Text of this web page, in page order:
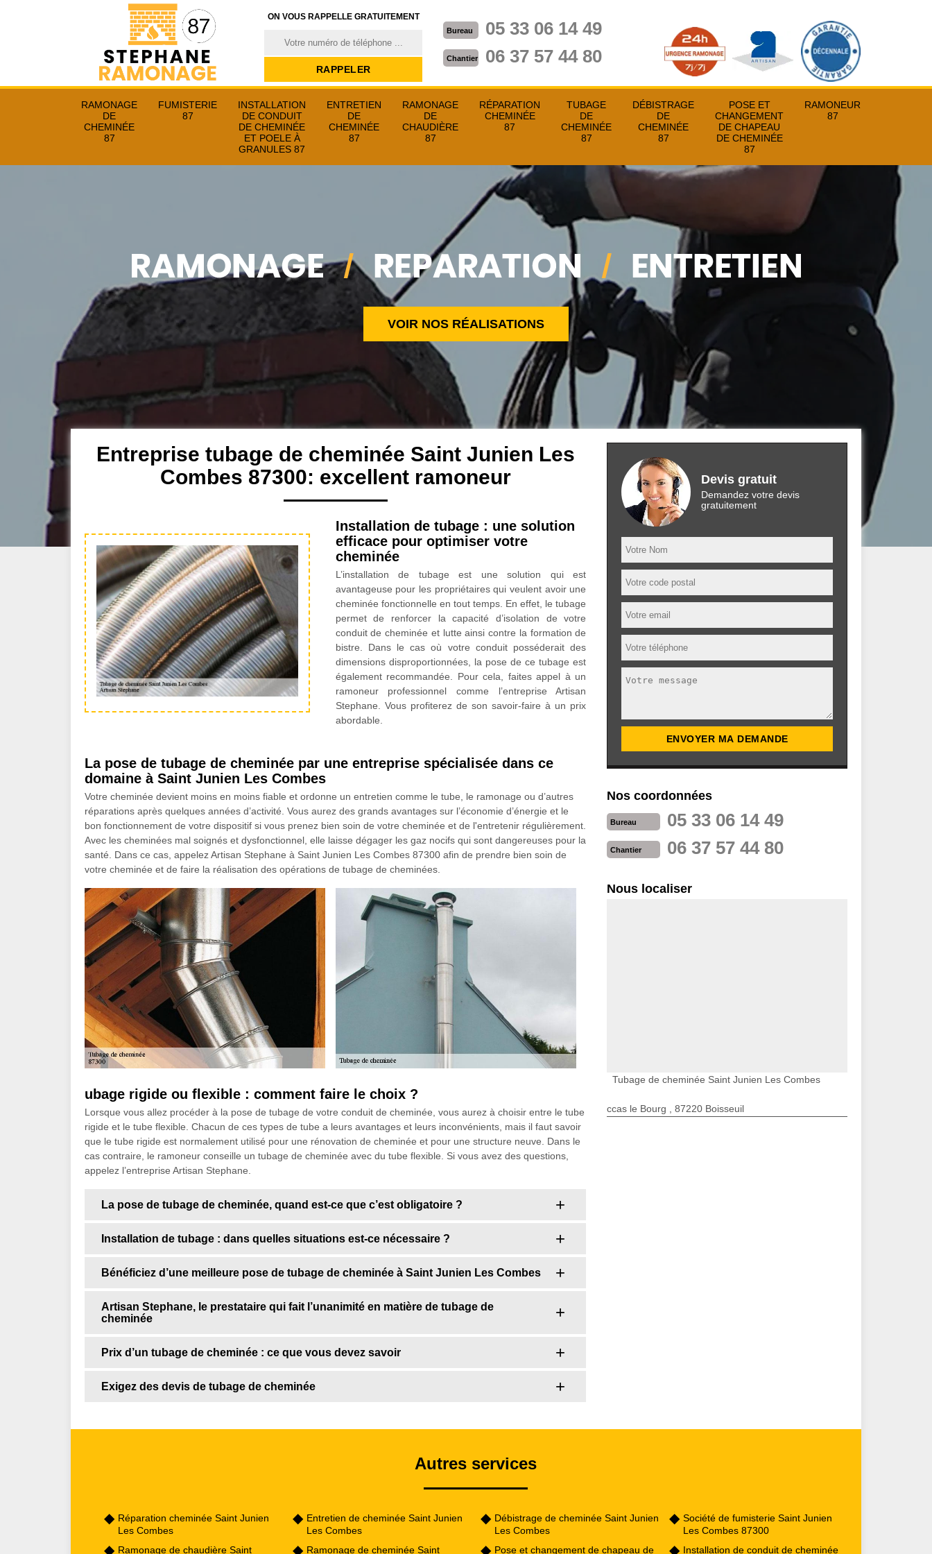
ON VOUS RAPPELLE GRATUITEMENT
Bureau 05 33 06 14 49
Chantier 06 37 57 44 80
RAMONAGE
DE
CHEMINÉE
87
FUMISTERIE
87
INSTALLATION
DE CONDUIT
DE CHEMINÉE
ET POELE À
GRANULES 87
ENTRETIEN
DE
CHEMINÉE
87
RAMONAGE
DE
CHAUDIÈRE
87
RÉPARATION
CHEMINÉE
87
TUBAGE
DE
CHEMINÉE
87
DÉBISTRAGE
DE
CHEMINÉE
87
POSE ET
CHANGEMENT
DE CHAPEAU
DE CHEMINÉE
87
RAMONEUR
87
VOIR NOS RÉALISATIONS
Entreprise tubage de cheminée Saint Junien Les
Combes 87300: excellent ramoneur
Installation de tubage : une solution
efficace pour optimiser votre
cheminée
L’installation de tubage est une solution qui est
avantageuse pour les propriétaires qui veulent avoir une
cheminée fonctionnelle en tout temps. En effet, le tubage
permet de renforcer la capacité d’isolation de votre
conduit de cheminée et lutte ainsi contre la formation de
bistre. Dans le cas où votre conduit posséderait des
dimensions disproportionnées, la pose de ce tubage est
également recommandée. Pour cela, faites appel à un
ramoneur professionnel comme l’entreprise Artisan
Stephane. Vous profiterez de son savoir-faire à un prix
abordable.
La pose de tubage de cheminée par une entreprise spécialisée dans ce
domaine à Saint Junien Les Combes
Votre cheminée devient moins en moins fiable et ordonne un entretien comme le tube, le ramonage ou d’autres
réparations après quelques années d’activité. Vous aurez des grands avantages sur l’économie d’énergie et le
bon fonctionnement de votre dispositif si vous prenez bien soin de votre cheminée et de l'entretenir régulièrement.
Avec les cheminées mal soignés et dysfonctionnel, elle laisse dégager les gaz nocifs qui sont dangereuses pour la
santé. Dans ce cas, appelez Artisan Stephane à Saint Junien Les Combes 87300 afin de prendre bien soin de
votre cheminée et de faire la réalisation des opérations de tubage de cheminées.
ubage rigide ou flexible : comment faire le choix ?
Lorsque vous allez procéder à la pose de tubage de votre conduit de cheminée, vous aurez à choisir entre le tube
rigide et le tube flexible. Chacun de ces types de tube a leurs avantages et leurs inconvénients, mais il faut savoir
que le tube rigide est normalement utilisé pour une rénovation de cheminée et pour une structure neuve. Dans le
cas contraire, le ramoneur conseille un tubage de cheminée avec du tube flexible. Si vous avez des questions,
appelez l’entreprise Artisan Stephane.
La pose de tubage de cheminée, quand est-ce que c’est obligatoire ?
Installation de tubage : dans quelles situations est-ce nécessaire ?
Bénéficiez d’une meilleure pose de tubage de cheminée à Saint Junien Les Combes
Artisan Stephane, le prestataire qui fait l’unanimité en matière de tubage de
cheminée
Prix d’un tubage de cheminée : ce que vous devez savoir
Exigez des devis de tubage de cheminée
Devis gratuit
Demandez votre devis
gratuitement
Nos coordonnées
Bureau 05 33 06 14 49
Chantier 06 37 57 44 80
Nous localiser
Tubage de cheminée Saint Junien Les Combes
ccas le Bourg , 87220 Boisseuil
Autres services
Réparation cheminée Saint Junien
Les Combes
Ramonage de chaudière Saint
Entretien de cheminée Saint Junien
Les Combes
Ramonage de cheminée Saint
Débistrage de cheminée Saint Junien
Les Combes
Pose et changement de chapeau de
Société de fumisterie Saint Junien
Les Combes 87300
Installation de conduit de cheminée